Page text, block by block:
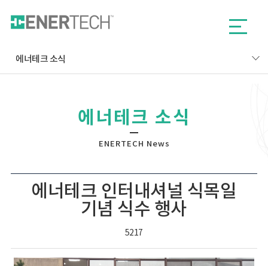
에너테크 소식
ENERTECH News
에너테크 소식
에너테크 인터내셔널 식목일
기념 식수 행사
5217